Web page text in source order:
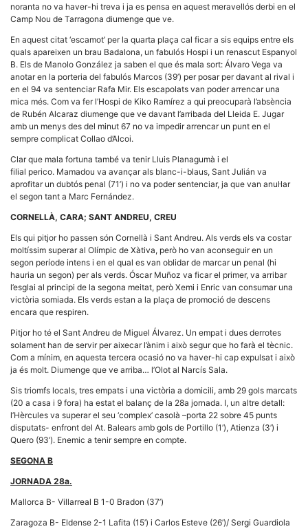
noranta no va haver-hi treva i ja es pensa en aquest meravellós derbi en el
Camp Nou de Tarragona diumenge que ve.
En aquest citat ‘escamot’ per la quarta plaça cal ficar a sis equips entre els
quals apareixen un brau Badalona, un fabulós Hospi i un renascut Espanyol
B. Els de Manolo González ja saben el que és mala sort: Álvaro Vega va
anotar en la porteria del fabulós Marcos (39’) per posar per davant al rival i
en el 94 va sentenciar Rafa Mir. Els escapolats van poder arrencar una
mica més. Com va fer l’Hospi de Kiko Ramírez a qui preocuparà l’absència
de Rubén Alcaraz diumenge que ve davant l’arribada del Lleida E. Jugar
amb un menys des del minut 67 no va impedir arrencar un punt en el
sempre complicat Collao d’Alcoi.
Clar que mala fortuna també va tenir Lluis Planagumà i el
filial perico. Mamadou va avançar als blanc-i-blaus, Sant Julián va
aprofitar un dubtós penal (71’) i no va poder sentenciar, ja que van anul·lar
el segon tant a Marc Fernández.
CORNELLÀ, CARA; SANT ANDREU, CREU
Els qui pitjor ho passen són Cornellà i Sant Andreu. Als verds els va costar
moltíssim superar al Olímpic de Xàtiva, però ho van aconseguir en un
segon període intens i en el qual es van oblidar de marcar un penal (hi
hauria un segon) per als verds. Óscar Muñoz va ficar el primer, va arribar
l’esglai al principi de la segona meitat, però Xemi i Enric van consumar una
victòria somiada. Els verds estan a la plaça de promoció de descens
encara que respiren.
Pitjor ho té el Sant Andreu de Miguel Álvarez. Un empat i dues derrotes
solament han de servir per aixecar l’ànim i això segur que ho farà el tècnic.
Com a mínim, en aquesta tercera ocasió no va haver-hi cap expulsat i això
ja és molt. Diumenge que ve arriba… l’Olot al Narcís Sala.
Sis triomfs locals, tres empats i una victòria a domicili, amb 29 gols marcats
(20 a casa i 9 fora) ha estat el balanç de la 28a jornada. I, un altre detall:
l’Hèrcules va superar el seu ‘complex’ casolà –porta 22 sobre 45 punts
disputats- enfront del At. Balears amb gols de Portillo (1’), Atienza (3’) i
Quero (93’). Enemic a tenir sempre en compte.
SEGONA B
JORNADA 28a.
Mallorca B- Villarreal B 1-0 Bradon (37’)
Zaragoza B- Eldense 2-1 Lafita (15’) i Carlos Esteve (26’)/ Sergi Guardiola
Experiència
d'usuari
Alguns
components
tècnics del
nostre lloc web
emmagatzemen
dades en el seu
dispositiu que
permeten que el
possible. Si
rebutja
cookies
Màrqueting
En compartir
els teus
interessos i
navegues pel
nostre lloc
web
incrementes
de mirar
només
anuncis,
ofertes i
contingut
personalitzat.